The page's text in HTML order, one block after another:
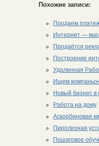
Похожие записи:
Продаем
Интернет —
Продаётся
Построение
Удаленная
Ищем
Новый бизнес в
Работа на дому
Аскорбиновая
Пиролизная
Пошаговое